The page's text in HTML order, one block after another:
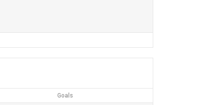
Goals